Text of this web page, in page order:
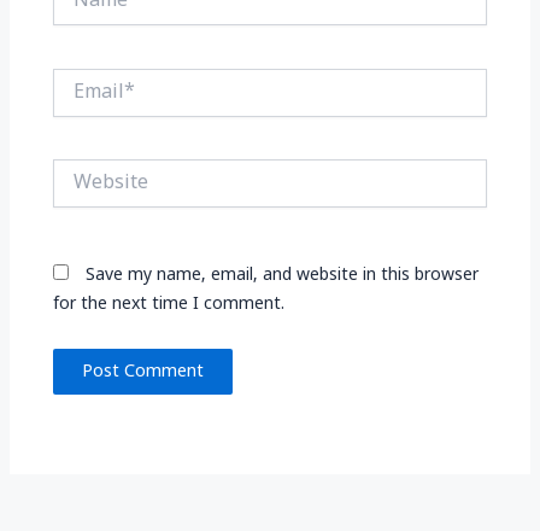
Email*
Website
Save my name, email, and website in this browser
for the next time I comment.